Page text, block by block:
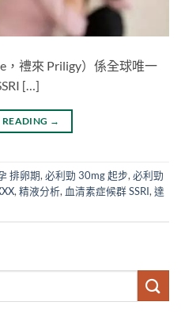
，禮來 Priligy）係全球唯一
[…]
→
排卵期, 必利勁 30mg 起步, 必利勁
, 精液分析, 血清素症候群 SSRI, 達